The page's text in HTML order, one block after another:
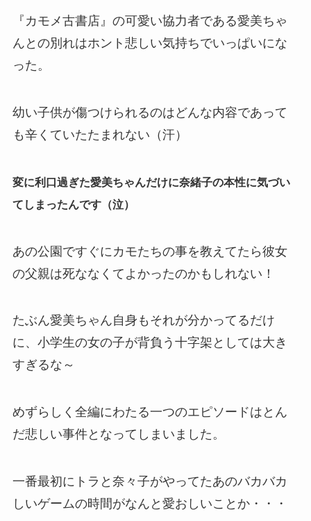
『カモメ古書店』の可愛い協力者である愛美ちゃ
んとの別れはホント悲しい気持ちでいっぱいにな
った。
幼い子供が傷つけられるのはどんな内容であって
も辛くていたたまれない（汗）
変に利口過ぎた愛美ちゃんだけに奈緒子の本性に気づい
てしまったんです（泣）
あの公園ですぐにカモたちの事を教えてたら彼女
の父親は死ななくてよかったのかもしれない！
たぶん愛美ちゃん自身もそれが分かってるだけ
に、小学生の女の子が背負う十字架としては大き
すぎるな～
めずらしく全編にわたる一つのエピソードはとん
だ悲しい事件となってしまいました。
一番最初にトラと奈々子がやってたあのバカバカ
しいゲームの時間がなんと愛おしいことか・・・